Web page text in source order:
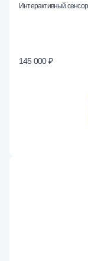
Интерактивный
145 000 ₽